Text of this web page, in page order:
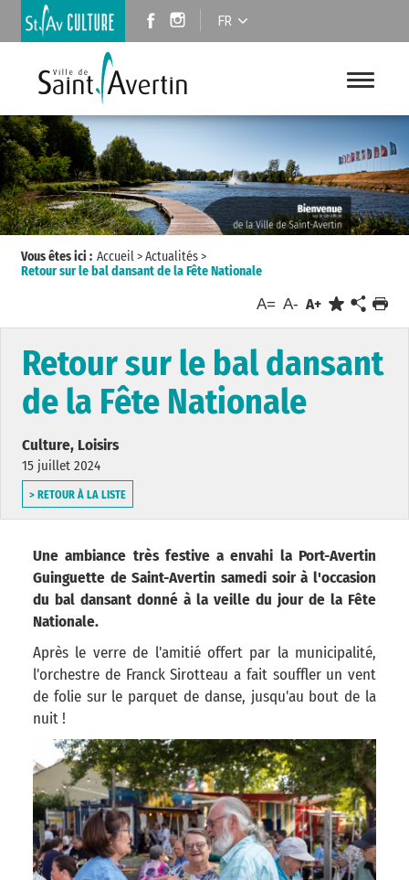
FR
Vous êtes ici : Accueil>Actualités>
Retour sur le bal dansant de la Fête Nationale
A= A- A+
Retour sur le bal dansant
de la Fête Nationale
Culture, Loisirs
15 juillet 2024
> RETOUR À LA LISTE
Une ambiance très festive a envahi la Port-Avertin
Guinguette de Saint-Avertin samedi soir à l'occasion
du bal dansant donné à la veille du jour de la Fête
Nationale.
Après le verre de l'amitié offert par la municipalité,
l'orchestre de Franck Sirotteau a fait souffler un vent
de folie sur le parquet de danse, jusqu'au bout de la
nuit !